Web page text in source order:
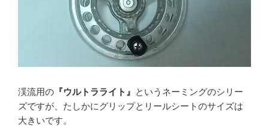
渓流用の 『ウルトラライト』 というネーミングのシリー
ズですが、たしかにグリップとリールシートのサイズは
大きいです。